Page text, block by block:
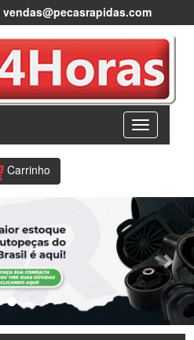
vendas@pecasrapidas.com
Carrinho